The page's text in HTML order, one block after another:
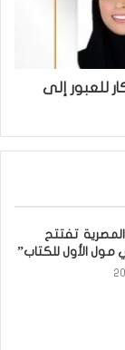
للعبور إلى
المصرية تفتتح
الأول للكتاب”